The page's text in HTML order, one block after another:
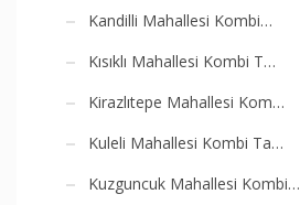
Kandilli Mahallesi Kombi…
Kısıklı Mahallesi Kombi T…
Kirazlıtepe Mahallesi Kom…
Kuleli Mahallesi Kombi Ta…
Kuzguncuk Mahallesi Kombi…